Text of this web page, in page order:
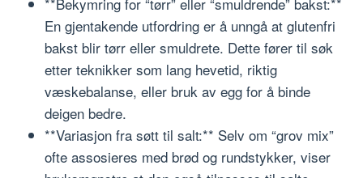
En gjentakende utfordring er å unngå at glutenfri
bakst blir tørr eller smuldrete. Dette fører til søk
etter teknikker som lang hevetid, riktig
væskebalanse, eller bruk av egg for å binde
deigen bedre.
**Variasjon fra søtt til salt:** Selv om “grov mix”
ofte assosieres med brød og rundstykker, viser